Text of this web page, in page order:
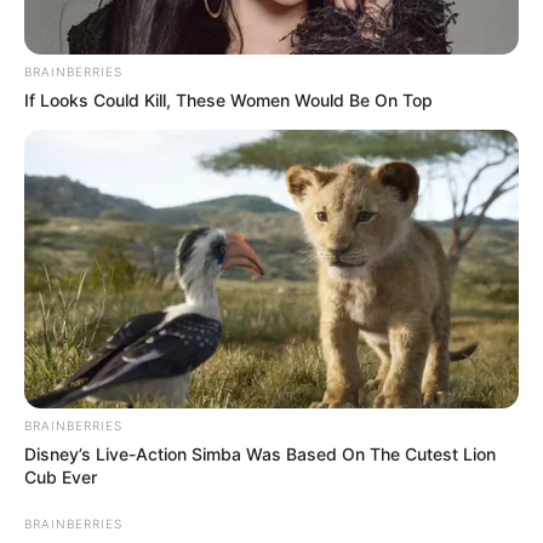
categoria.
Entre os direitos consolidados,
✅Estabilidade no exercício das funções;
✅Acesso aos benefícios previstos na legislação municipal;
✅Reconhecimento formal do vínculo funcional;
✅Maior previsibilidade administrativa e previdenciária.
BRAINBERRIES
If Looks Could Kill, These Women Would Be On Top
BRAINBERRIES
Disney’s Live-Action Simba Was Based On The Cutest Lion
Cub Ever
BRAINBERRIES